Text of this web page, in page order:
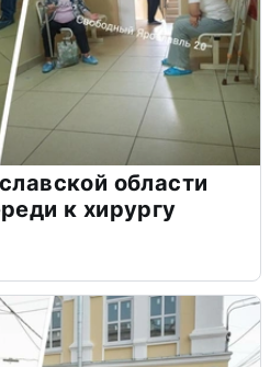
области
к хирургу